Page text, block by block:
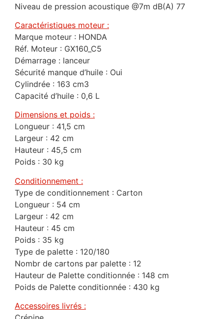
Niveau de pression acoustique @7m dB(A) 77
Caractéristiques moteur :
Marque moteur : HONDA
Réf. Moteur : GX160_C5
Démarrage : lanceur
Sécurité manque d’huile : Oui
Cylindrée : 163 cm3
Capacité d’huile : 0,6 L
Dimensions et poids :
Longueur : 41,5 cm
Largeur : 42 cm
Hauteur : 45,5 cm
Poids : 30 kg
Conditionnement :
Type de conditionnement : Carton
Longueur : 54 cm
Largeur : 42 cm
Hauteur : 45 cm
Poids : 35 kg
Type de palette : 120/180
Nombr de cartons par palette : 12
Hauteur de Palette conditionnée : 148 cm
Poids de Palette conditionnée : 430 kg
Accessoires livrés :